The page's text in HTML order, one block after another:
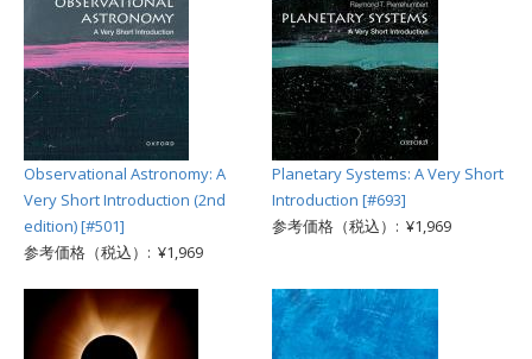
Observational Astronomy: A
Very Short Introduction (2nd
edition) [#501]
参考価格（税込）: ¥1,969
Planetary Systems: A Very Short
Introduction [#693]
参考価格（税込）: ¥1,969